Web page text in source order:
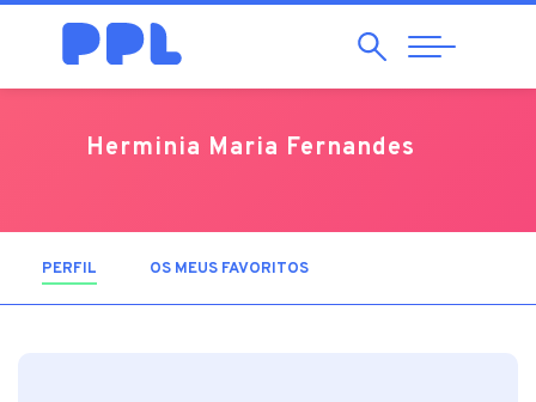
Pesquisar
Abrir
Navegação
Herminia Maria Fernandes
PERFIL (SEPARADOR ATIVO)
OS MEUS FAVORITOS